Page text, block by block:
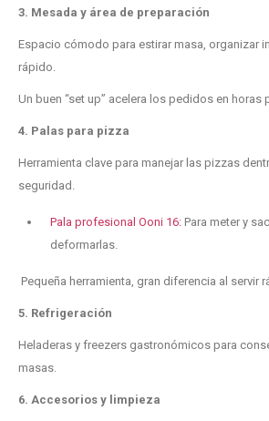
3. Mesada y área de preparación
Espacio cómodo para estirar masa, organizar
rápido.
Un buen “set up” acelera los pedidos en horas
4. Palas para pizza
Herramienta clave para manejar las pizzas
seguridad.
Pala profesional Ooni 16: Para meter y
deformarlas.
Pequeña herramienta, gran diferencia al servir
5. Refrigeración
Heladeras y freezers gastronómicos para
masas.
6. Accesorios y limpieza